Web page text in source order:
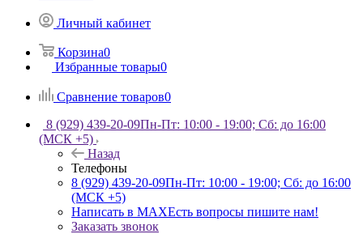
Личный кабинет
Корзина0
Избранные товары0
Сравнение товаров0
8 (929) 439-20-09Пн-Пт: 10:00 - 19:00; Сб: до 16:00
(МСК +5)
Назад
Телефоны
8 (929) 439-20-09Пн-Пт: 10:00 - 19:00; Сб: до 16:00
(МСК +5)
Написать в MAXЕсть вопросы пишите нам!
Заказать звонок